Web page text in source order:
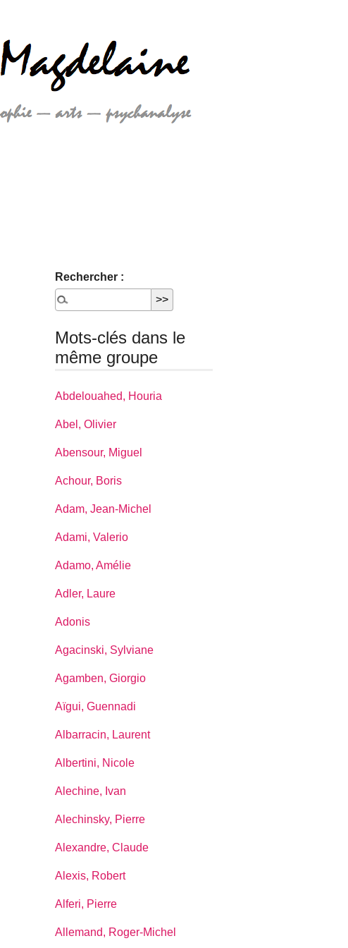
Rechercher :
Mots-clés dans le
même groupe
Abdelouahed, Houria
Abel, Olivier
Abensour, Miguel
Achour, Boris
Adam, Jean-Michel
Adami, Valerio
Adamo, Amélie
Adler, Laure
Adonis
Agacinski, Sylviane
Agamben, Giorgio
Aïgui, Guennadi
Albarracin, Laurent
Albertini, Nicole
Alechine, Ivan
Alechinsky, Pierre
Alexandre, Claude
Alexis, Robert
Alferi, Pierre
Allemand, Roger-Michel